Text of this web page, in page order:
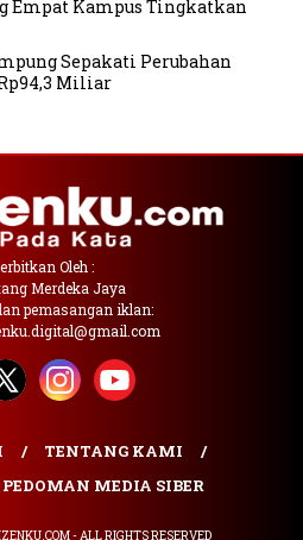
Empat Kampus Tingkatkan
Sepakati Perubahan
Miliar
Oleh :
Merdeka Jaya
pemasangan iklan:
TENTANG KAMI
PEDOMAN MEDIA SIBER
- ALL RIGHTS RESERVED